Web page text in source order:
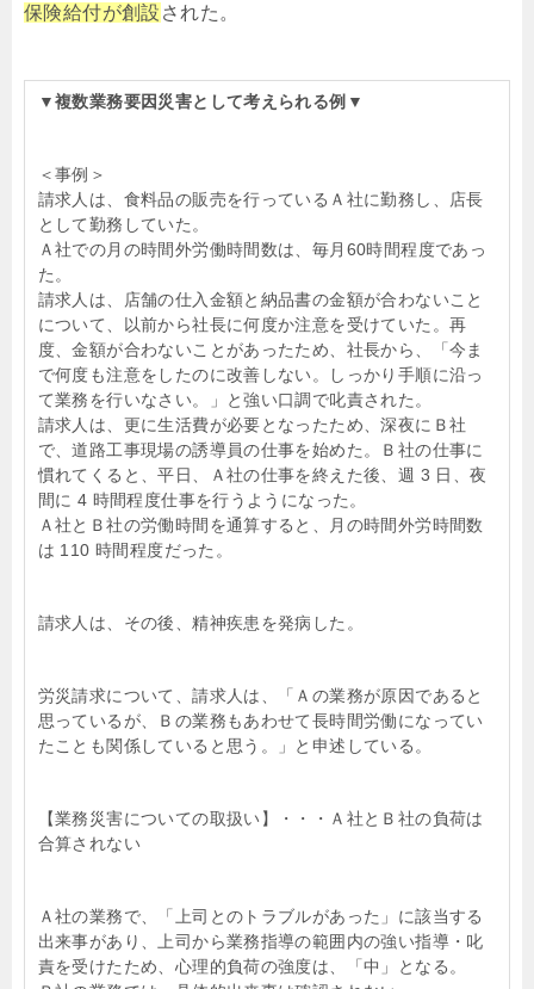
保険給付が創設 された。
▼複数業務要因災害として考えられる例▼
＜事例＞
請求人は、食料品の販売を行っているＡ社に勤務し、店長
として勤務していた。
Ａ社での月の時間外労働時間数は、毎月60時間程度であっ
た。
請求人は、店舗の仕入金額と納品書の金額が合わないこと
について、以前から社長に何度か注意を受けていた。再
度、金額が合わないことがあったため、社長から、「今ま
で何度も注意をしたのに改善しない。しっかり手順に沿っ
て業務を行いなさい。」と強い口調で叱責された。
請求人は、更に生活費が必要となったため、深夜にＢ社
で、道路工事現場の誘導員の仕事を始めた。Ｂ社の仕事に
慣れてくると、平日、Ａ社の仕事を終えた後、週 3 日、夜
間に 4 時間程度仕事を行うようになった。
Ａ社とＢ社の労働時間を通算すると、月の時間外労時間数
は 110 時間程度だった。
請求人は、その後、精神疾患を発病した。
労災請求について、請求人は、「Ａの業務が原因であると
思っているが、Ｂの業務もあわせて長時間労働になってい
たことも関係していると思う。」と申述している。
【業務災害についての取扱い】・・・Ａ社とＢ社の負荷は
合算されない
Ａ社の業務で、「上司とのトラブルがあった」に該当する
出来事があり、上司から業務指導の範囲内の強い指導・叱
責を受けたため、心理的負荷の強度は、「中」となる。